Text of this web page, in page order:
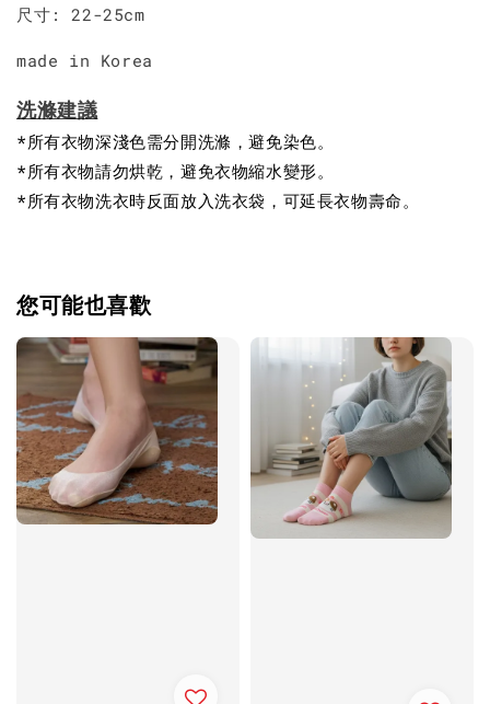
尺寸: 22-25cm
made in Korea
洗滌建議
*所有衣物深淺色需分開洗滌，避免染色。
*所有衣物請勿烘乾，避免衣物縮水變形。
*所有衣物洗衣時反面放入洗衣袋，可延長衣物壽命。
您可能也喜歡